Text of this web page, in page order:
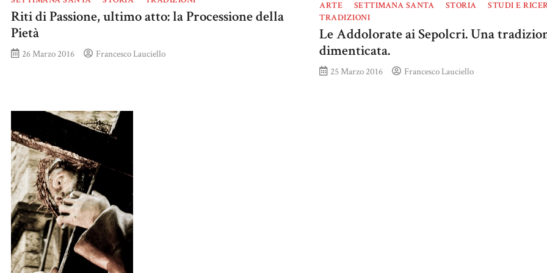
Riti di Passione, ultimo atto: la Processione della
Pietà
26 Marzo 2016 Francesco Lauciello
ARTE SETTIMANA SANTA STORIA
STUDI E
TRADIZIONI
Le Addolorate ai Sepolcri. Una
dimenticata.
25 Marzo 2016 Francesco Lauciello